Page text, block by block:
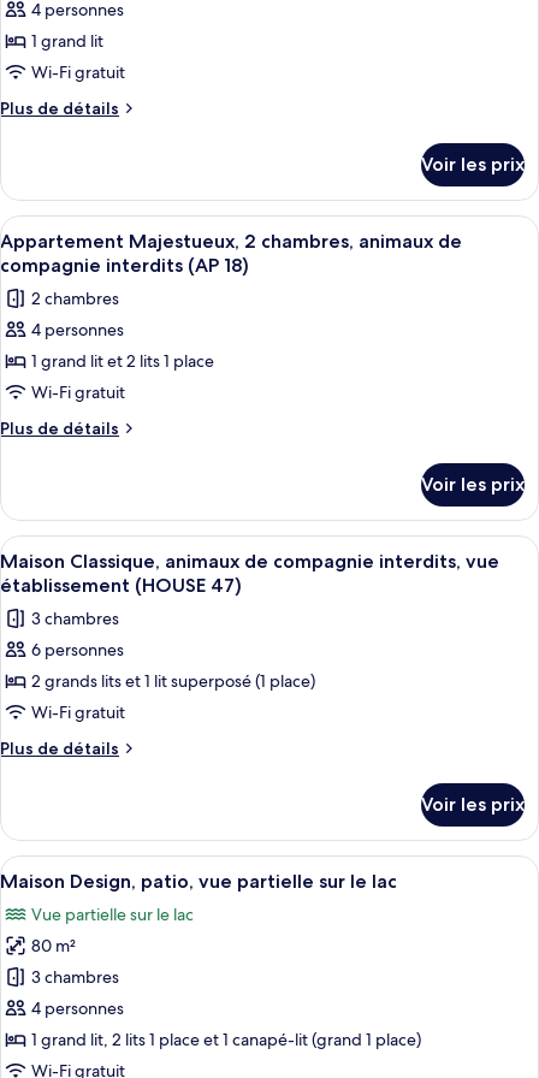
Standard,
(AP
3)
photos
pour
ce
type
de
Appartement
Standard,
patio
(AP
12)
4 personnes
1 grand lit
Wi-Fi gratuit
Plus de détails
Plus
le
type
de
chambre
Appartement
Standard,
patio
12)
Voir les prix
Afficher
toutes
les
photos
pour
ce
type
de
Majestueux,
2
chambres,
animaux
de
compagnie
interdits
(AP
18)
Un salon moderne avec une table à
13
Appartement Majestueux, 2 chambres, animaux de
compagnie interdits (AP 18)
2 chambres
4 personnes
1 grand lit et 2 lits 1 place
Wi-Fi gratuit
Plus de détails
Plus
le
type
de
chambre
Majestueux,
2
chambres,
animaux
de
interdits
Voir les prix
Afficher
toutes
les
photos
pour
ce
type
de
Classique,
animaux
de
compagnie
interdits,
vue
établissement
(HOUSE
47)
Un balcon avec des fauteuils en
6
Maison Classique, animaux de compagnie interdits, vue
établissement (HOUSE 47)
3 chambres
6 personnes
2 grands lits et 1 lit superposé (1 place)
Wi-Fi gratuit
Plus de détails
Plus
le
type
de
Maison
Classique,
animaux
de
compagnie
interdits,
vue
établissement
Voir les prix
Afficher
toutes
les
photos
pour
ce
type
de
Une chambre à coucher avec un lit
10
Maison Design, patio, vue partielle sur le lac
Vue partielle sur le lac
80 m²
3 chambres
4 personnes
1 grand lit, 2 lits 1 place et 1 canapé-lit (grand 1 place)
Wi-Fi gratuit